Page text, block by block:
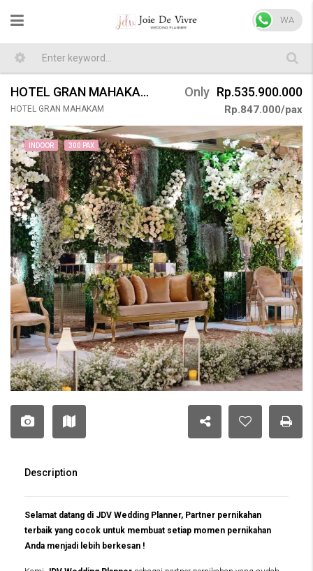
HOTEL GRAN MAHAKAM WEDDING 300 PAX
HOTEL GRAN MAHAKAM
Only Rp.535.900.000
Rp.847.000/pax
INDOOR 300 PAX
Description
Selamat datang di JDV Wedding Planner, Partner pernikahan
terbaik yang cocok untuk membuat setiap momen pernikahan
Anda menjadi lebih berkesan !
WA